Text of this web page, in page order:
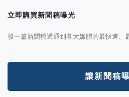
立即購買新聞稿曝光
發一篇新聞稿透通到各大媒體的最快速、
讓新聞稿